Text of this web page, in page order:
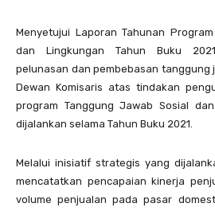
Menyetujui Laporan Tahunan
dan Lingkungan Tahun Buku
pelunasan dan pembebasan tanggung
Dewan Komisaris atas tindakan
program Tanggung Jawab Sosial
dijalankan selama Tahun Buku 2021.
Melalui inisiatif strategis yang
mencatatkan pencapaian kinerja
volume penjualan pada pasar